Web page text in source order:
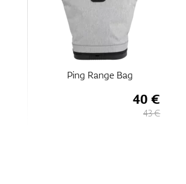
Ping Range Bag
40 €
43 €